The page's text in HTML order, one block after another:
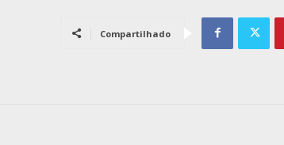
Compartilhado